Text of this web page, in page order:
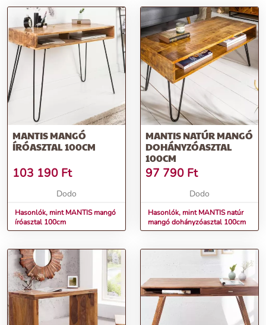
Egyediség:Kézi megmunkálással készült, minden darab egyedi
jellemzőkkel rendelkezik.
Rendeld meg most, és teremts kényelmes és stílusos
munkakörnyezetet a MANTIS íróasztallal!
További információk>>
MANTIS MANGÓ
ÍRÓASZTAL 100CM
103 190 Ft
Dodo
Hasonlók, mint MANTIS mangó
íróasztal 100cm
MANTIS NATÚR MANGÓ
DOHÁNYZÓASZTAL
100CM
97 790 Ft
Dodo
Hasonlók, mint MANTIS natúr
mangó dohányzóasztal 100cm